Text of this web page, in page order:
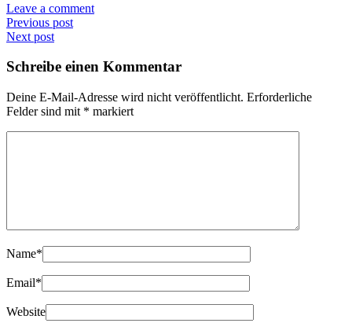
Leave a comment
Previous post
Next post
Schreibe einen Kommentar
Deine E-Mail-Adresse wird nicht veröffentlicht. Erforderliche
Felder sind mit * markiert
Name*
Email*
Website